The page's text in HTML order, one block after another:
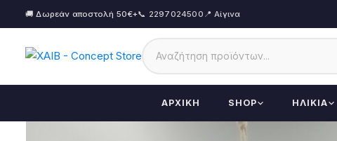
🚚 Δωρεάν αποστολή 50€+📞 2297024500 📍 Αίγινα
ΑΡΧΙΚΉ SHOP ΗΛΙΚΊΑ